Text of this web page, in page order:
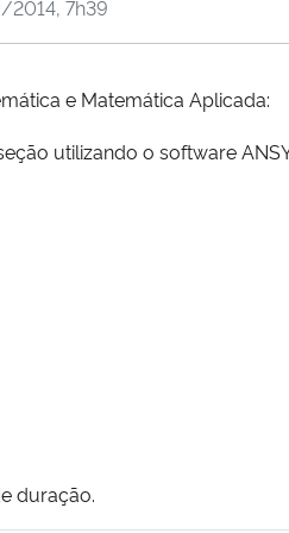
7h39
e Matemática Aplicada:
utilizando o software
duração.